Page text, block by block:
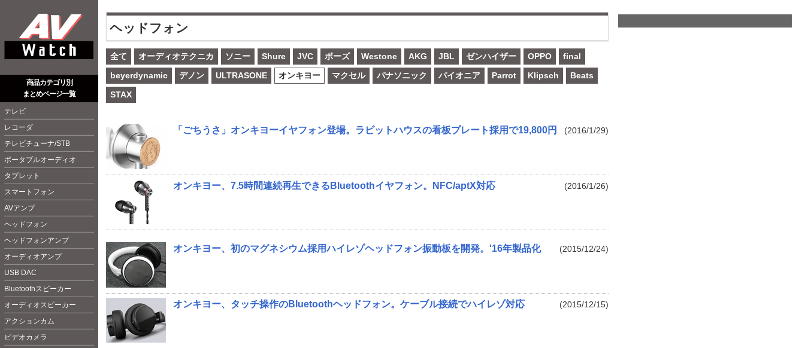
ヘッドフォン
全て オーディオテクニカ ソニー Shure JVC ボーズ Westone AKG JBL ゼンハイザー OPPO
final
beyerdynamic
デノン ULTRASONE オンキヨー マクセル パナソニック パイオニア Parrot Klipsch
Beats
STAX
(2016/1/29)
「ごちうさ」オンキヨーイヤフォン登場。ラビットハウスの看板プレート採用で19,800円
(2016/1/26)
オンキヨー、7.5時間連続再生できるBluetoothイヤフォン。NFC/aptX対応
(2015/12/24)
オンキヨー、初のマグネシウム採用ハイレゾヘッドフォン振動板を開発。'16年製品化
(2015/12/15)
オンキヨー、タッチ操作のBluetoothヘッドフォン。ケーブル接続でハイレゾ対応
商品カテゴリ別
まとめページ一覧
テレビ
レコーダ
テレビチューナ/STB
ポータブルオーディオ
タブレット
スマートフォン
AVアンプ
ヘッドフォン
ヘッドフォンアンプ
オーディオアンプ
USB DAC
Bluetoothスピーカー
オーディオスピーカー
アクションカム
ビデオカメラ